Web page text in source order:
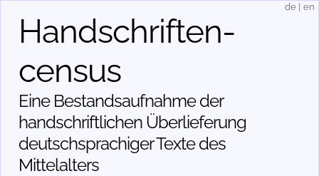
Handschriften­
census
Eine Bestandsaufnahme der
handschriftlichen Über­lieferung
deutschsprachiger Texte des
Mittelalters
de en